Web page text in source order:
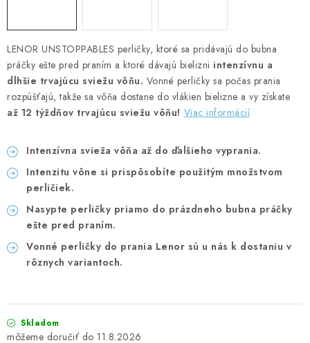
KONTAKTY
CENY A SPÔSOBY DOPRAVY
UPRATOVACIE SLUŽBY
ZAREGISTRUJTE SA
OBCHODNÉ PODMIENKY
ZNAČKY
Obchodné podmienky
LENOR UNSTOPPABLES perličky, ktoré sa pridávajú do bubna
práčky ešte pred praním a ktoré dávajú bielizni intenzívnu a
dlhšie trvajúcu sviežu vôňu. Vonné perličky sa počas prania
rozpúšťajú, takže sa vôňa dostane do vlákien bielizne a vy získate
až 12 týždňov trvajúcu sviežu vôňu! Viac informácií
Intenzívna svieža vôňa až do ďalšieho vyprania.
Intenzitu vône si prispôsobíte použitým množstvom
perličiek.
Nasypte perličky priamo do prázdneho bubna práčky
ešte pred praním.
Vonné perličky do prania Lenor sú u nás k dostaniu v
rôznych variantoch.
Skladom
11.8.2026